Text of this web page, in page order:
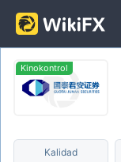
Kinokontrol
Kalidad
2
3
4
6
4
5
6
8
1
2
3
5